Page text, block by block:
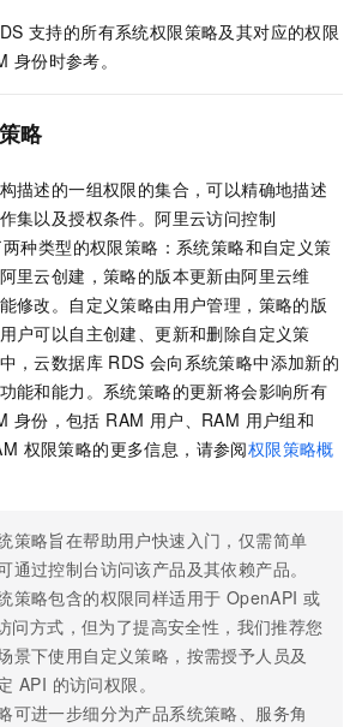
支持的所有系统权限策略及其对应的权限
身份时参考。
略
描述的一组权限的集合，可以精确地描述
集以及授权条件。阿里云访问控制
两种类型的权限策略：系统策略和自定义策
里云创建，策略的版本更新由阿里云维
修改。自定义策略由用户管理，策略的版
户可以自主创建、更新和删除自定义策
，云数据库 RDS 会向系统策略中添加新的
能和能力。系统策略的更新将会影响所有
身份，包括 RAM 用户、RAM 用户组和
权限策略的更多信息，请参阅权限策略概
策略旨在帮助用户快速入门，仅需简单
通过控制台访问该产品及其依赖产品。
策略包含的权限同样适用于 OpenAPI 或
问方式，但为了提高安全性，我们推荐您
景下使用自定义策略，按需授予人员及
API 的访问权限。
可进一步细分为产品系统策略、服务角